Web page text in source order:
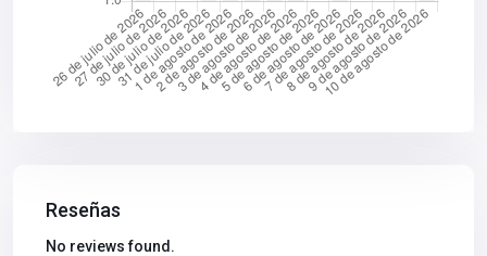
Reseñas
No reviews found.
Sierra